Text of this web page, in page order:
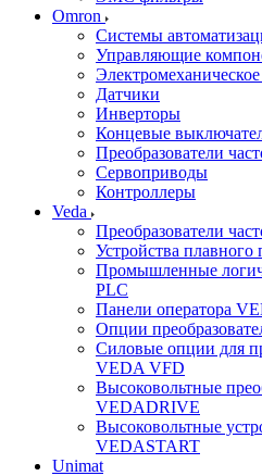
Omron
Системы
Управляющие
Электромеханическое
Датчики
Инверторы
Концевые
Преобразователи
Сервоприводы
Контроллеры
Veda
Преобразователи
Устройства
Промышленные
PLC
Панели оператора
Опции
Силовые опции для
VEDA VFD
Высоковольтные
VEDADRIVE
Высоковольтные
VEDASTART
Unimat